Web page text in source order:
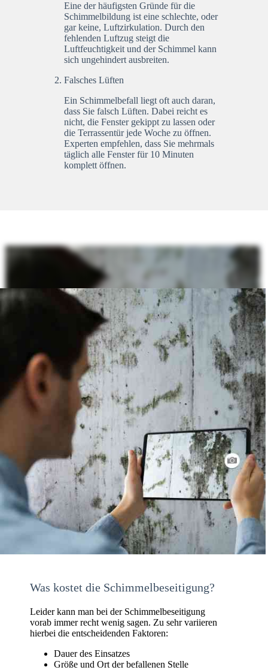
Eine der häufigsten Gründe für die
Schimmelbildung ist eine schlechte, oder
gar keine, Luftzirkulation. Durch den
fehlenden Luftzug steigt die
Luftfeuchtigkeit und der Schimmel kann
sich ungehindert ausbreiten.
Falsches Lüften
Ein Schimmelbefall liegt oft auch daran,
dass Sie falsch Lüften. Dabei reicht es
nicht, die Fenster gekippt zu lassen oder
die Terrassentür jede Woche zu öffnen.
Experten empfehlen, dass Sie mehrmals
täglich alle Fenster für 10 Minuten
komplett öffnen.
Was kostet die Schimmelbeseitigung?
Leider kann man bei der Schimmelbeseitigung
vorab immer recht wenig sagen. Zu sehr variieren
hierbei die entscheidenden Faktoren:
Dauer des Einsatzes
Größe und Ort der befallenen Stelle